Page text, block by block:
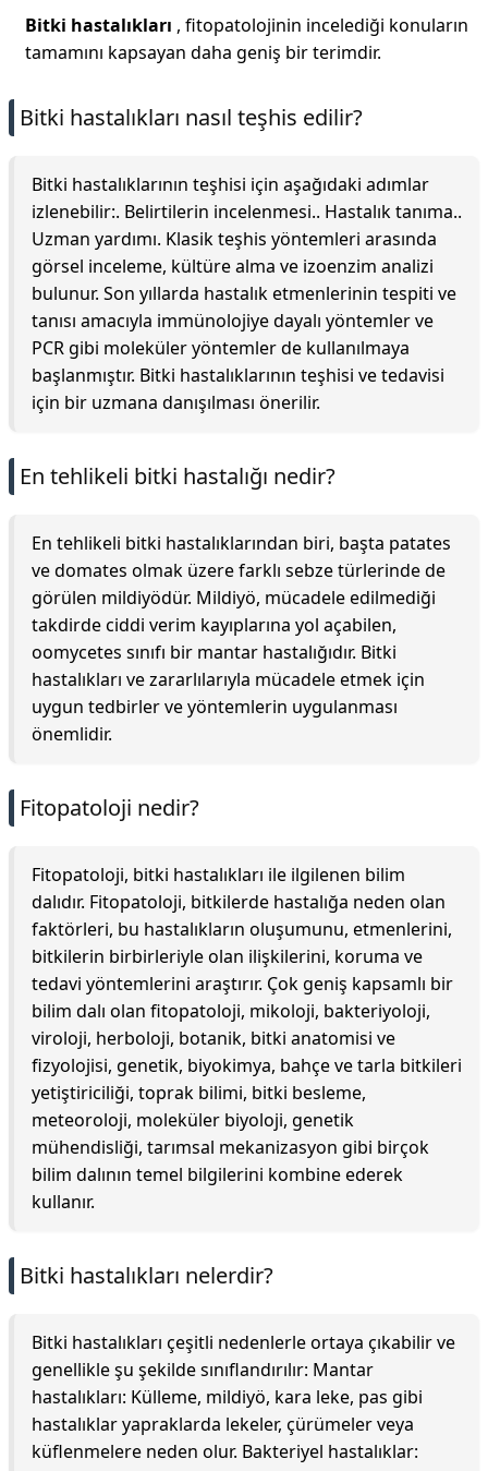
Bitki hastalıkları , fitopatolojinin incelediği konuların
tamamını kapsayan daha geniş bir terimdir.
Bitki hastalıkları nasıl teşhis edilir?
Bitki hastalıklarının teşhisi için aşağıdaki adımlar
izlenebilir:. Belirtilerin incelenmesi.. Hastalık tanıma..
Uzman yardımı. Klasik teşhis yöntemleri arasında
görsel inceleme, kültüre alma ve izoenzim analizi
bulunur. Son yıllarda hastalık etmenlerinin tespiti ve
tanısı amacıyla immünolojiye dayalı yöntemler ve
PCR gibi moleküler yöntemler de kullanılmaya
başlanmıştır. Bitki hastalıklarının teşhisi ve tedavisi
için bir uzmana danışılması önerilir.
En tehlikeli bitki hastalığı nedir?
En tehlikeli bitki hastalıklarından biri, başta patates
ve domates olmak üzere farklı sebze türlerinde de
görülen mildiyödür. Mildiyö, mücadele edilmediği
takdirde ciddi verim kayıplarına yol açabilen,
oomycetes sınıfı bir mantar hastalığıdır. Bitki
hastalıkları ve zararlılarıyla mücadele etmek için
uygun tedbirler ve yöntemlerin uygulanması
önemlidir.
Fitopatoloji nedir?
Fitopatoloji, bitki hastalıkları ile ilgilenen bilim
dalıdır. Fitopatoloji, bitkilerde hastalığa neden olan
faktörleri, bu hastalıkların oluşumunu, etmenlerini,
bitkilerin birbirleriyle olan ilişkilerini, koruma ve
tedavi yöntemlerini araştırır. Çok geniş kapsamlı bir
bilim dalı olan fitopatoloji, mikoloji, bakteriyoloji,
viroloji, herboloji, botanik, bitki anatomisi ve
fizyolojisi, genetik, biyokimya, bahçe ve tarla bitkileri
yetiştiriciliği, toprak bilimi, bitki besleme,
meteoroloji, moleküler biyoloji, genetik
mühendisliği, tarımsal mekanizasyon gibi birçok
bilim dalının temel bilgilerini kombine ederek
kullanır.
Bitki hastalıkları nelerdir?
Bitki hastalıkları çeşitli nedenlerle ortaya çıkabilir ve
genellikle şu şekilde sınıflandırılır: Mantar
hastalıkları: Külleme, mildiyö, kara leke, pas gibi
hastalıklar yapraklarda lekeler, çürümeler veya
küflenmelere neden olur. Bakteriyel hastalıklar: